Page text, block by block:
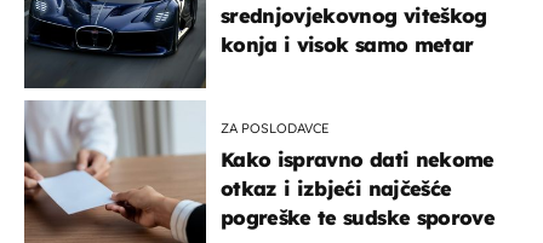
srednjovjekovnog viteškog
konja i visok samo metar
ZA POSLODAVCE
Kako ispravno dati nekome
otkaz i izbjeći najčešće
pogreške te sudske sporove